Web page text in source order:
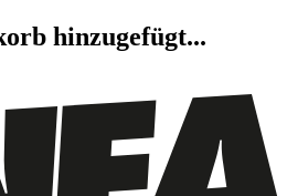
hinzugefügt...